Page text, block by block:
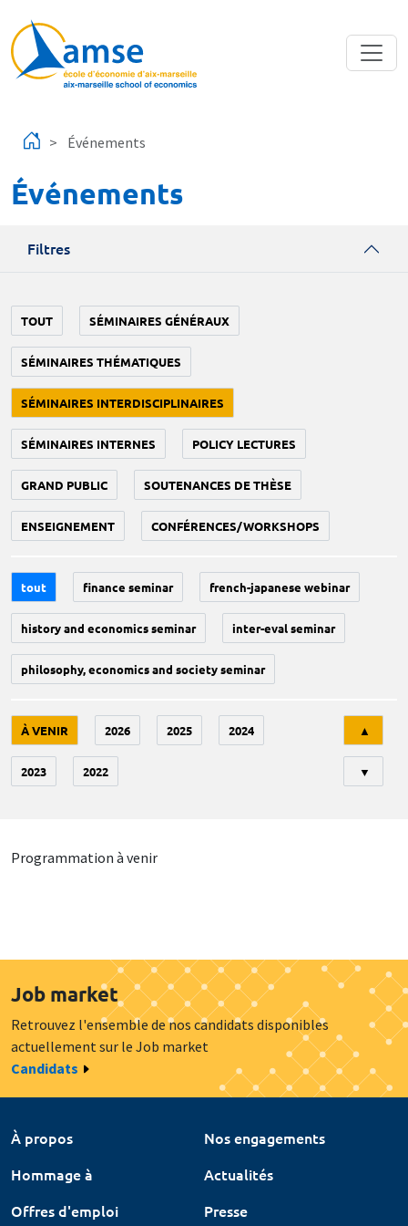
Événements
Événements
Filtres
TOUT SÉMINAIRES GÉNÉRAUX
SÉMINAIRES THÉMATIQUES
SÉMINAIRES INTERDISCIPLINAIRES
SÉMINAIRES INTERNES POLICY LECTURES
GRAND PUBLIC SOUTENANCES DE THÈSE
ENSEIGNEMENT CONFÉRENCES/WORKSHOPS
tout finance seminar french-japanese webinar
history and economics seminar inter-eval seminar
philosophy, economics and society seminar
À VENIR 2026 2025 2024
2023 2022
▲
▼
Programmation à venir
Job market
Retrouvez l'ensemble de nos candidats disponibles
actuellement sur le Job market
Candidats
À propos
Nos engagements
Hommage à
Actualités
Offres d'emploi
Presse